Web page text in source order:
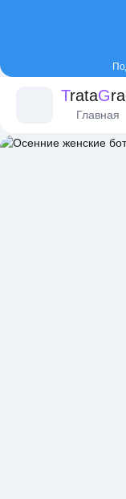
TrataG
Главная
Каталог